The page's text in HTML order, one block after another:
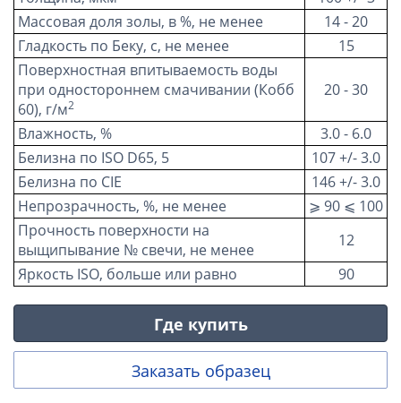
Массовая доля золы, в %, не менее
14 - 20
Гладкость по Беку, с, не менее
15
Поверхностная впитываемость воды
при одностороннем смачивании (Кобб
60), г/м2
20 - 30
Влажность, %
3.0 - 6.0
Белизна по ISO D65, 5
107 +/- 3.0
Белизна по CIE
146 +/- 3.0
Непрозрачность, %, не менее
⩾ 90 ⩽ 100
Прочность поверхности на
выщипывание № свечи, не менее
12
Яркость ISO, больше или равно
90
Где купить
Заказать образец